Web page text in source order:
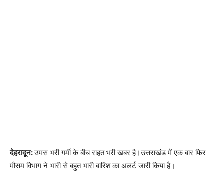
देहरादून:उमस भरी गर्मी के बीच राहत भरी खबर है।उत्तराखंड में एक बार फिर
मौसम विभाग ने भारी से बहुत भारी बारिश का अलर्ट जारी किया है।